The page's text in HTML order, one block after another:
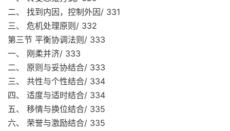
二、 找到内因，控制外因/ 331
三、 危机处理原则/ 332
第三节 平衡协调法则/ 333
一、 刚柔并济/ 333
二、 原则与妥协结合/ 333
三、 共性与个性结合/ 334
四、 适度与适时结合/ 334
五、 移情与换位结合/ 335
六、 荣誉与激励结合/ 335